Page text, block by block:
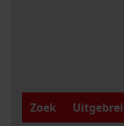
Zoek